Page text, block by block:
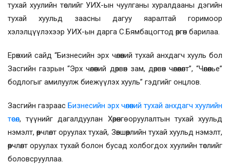
тухай хуулийн төслийг УИХ-ын чуулганы хуралдааны дэгийн
тухай хуульд заасны дагуу яаралтай горимоор
хэлэлцүүлэхээр УИХ-ын дарга С.Бямбацогтод өргөн барилаа.
Ерөнхий сайд “Бизнесийн эрх чөлөөний тухай анхдагч хууль бол
Засгийн газрын “Эрх чөлөөний дөрвөн зам, дөрвөн чөлөөлөлт”, “Чөлөөлье”
бодлогыг амилуулж биежүүлэх хууль” гэдгийг онцлов.
Засгийн газраас Бизнесийн эрх чөлөөний тухай анхдагч хуулийн
төсөл, түүнийг дагалдуулан Хөрөнгө оруулалтын тухай хуульд
нэмэлт, өөрчлөлт оруулах тухай, Зөвшөөрлийн тухай хуульд нэмэлт,
өөрчлөлт оруулах тухай болон бусад холбогдох хуулийн төслийг
боловсрууллаа.